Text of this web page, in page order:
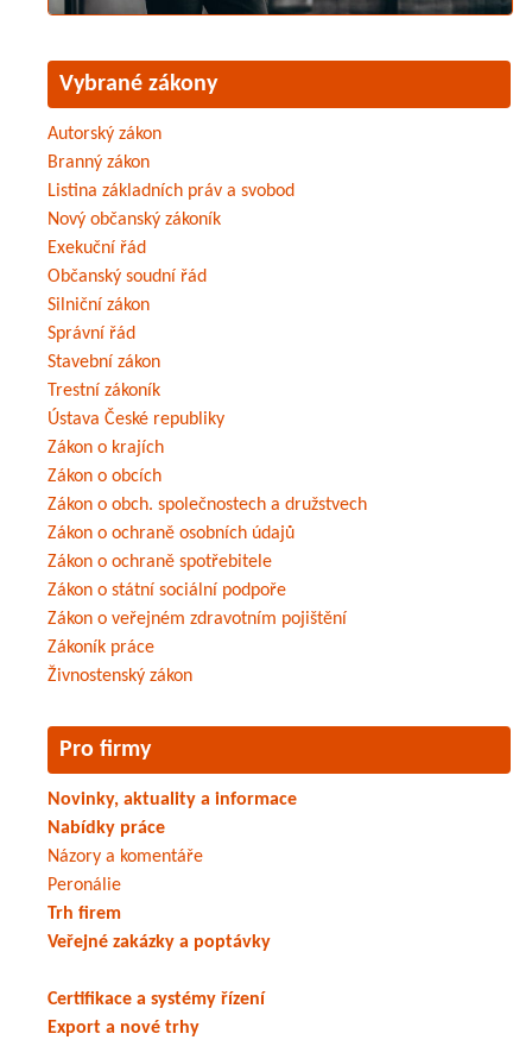
Vybrané zákony
Autorský zákon
Branný zákon
Listina základních práv a svobod
Nový občanský zákoník
Exekuční řád
Občanský soudní řád
Silniční zákon
Správní řád
Stavební zákon
Trestní zákoník
Ústava České republiky
Zákon o krajích
Zákon o obcích
Zákon o obch. společnostech a družstvech
Zákon o ochraně osobních údajů
Zákon o ochraně spotřebitele
Zákon o státní sociální podpoře
Zákon o veřejném zdravotním pojištění
Zákoník práce
Živnostenský zákon
Pro firmy
Novinky, aktuality a informace
Nabídky práce
Názory a komentáře
Peronálie
Trh firem
Veřejné zakázky a poptávky
Certifikace a systémy řízení
Export a nové trhy